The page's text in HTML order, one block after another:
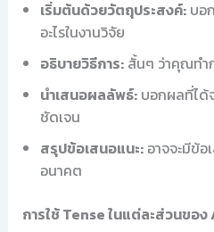
เริ่มต้นด้วยวัตถุประสงค์:บอ
อะไรในงานวิจัย
อธิบายวิธีการ:สั้นๆ ว่าคุณทำ
นำเสนอผลลัพธ์:บอกผลที่ได้
ชัดเจน
สรุปข้อเสนอแนะ:อาจจะมีข้อ
อนาคต
การใช้ Tense ในแต่ละส่วนขอ